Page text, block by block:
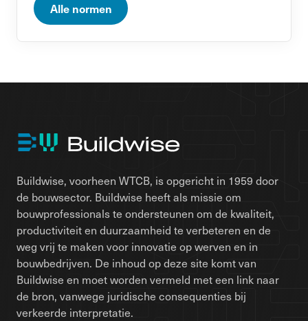
Alle normen
Buildwise, voorheen WTCB, is opgericht in 1959 door
de bouwsector. Buildwise heeft als missie om
bouwprofessionals te ondersteunen om de kwaliteit,
productiviteit en duurzaamheid te verbeteren en de
weg vrij te maken voor innovatie op werven en in
bouwbedrijven. De inhoud op deze site komt van
Buildwise en moet worden vermeld met een link naar
de bron, vanwege juridische consequenties bij
verkeerde interpretatie.